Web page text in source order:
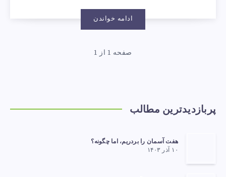
ادامه خواندن
صفحه 1 از 1
پربازدیدترین مطالب
هفت آسمان را بردریم، اما چگونه؟
۱۰ آذر ۱۴۰۳